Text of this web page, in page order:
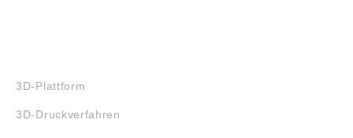
3D-Plattform
3D-Druckverfahren